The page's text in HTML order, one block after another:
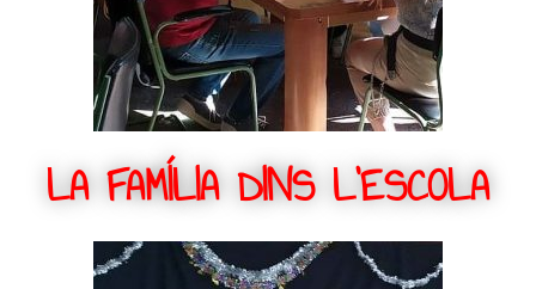
LA FAMÍLIA DINS L'ESCOLA